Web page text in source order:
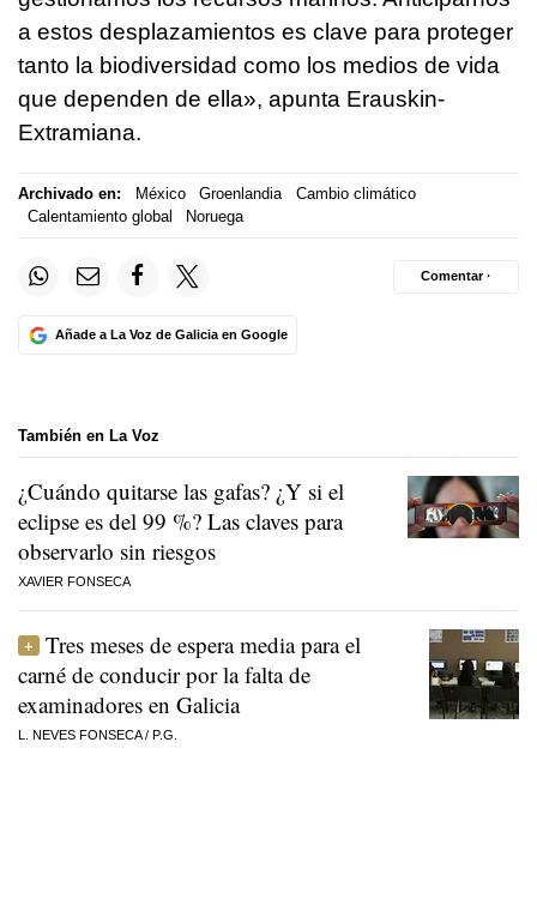
a estos desplazamientos es clave para proteger
tanto la biodiversidad como los medios de vida
que dependen de ella», apunta Erauskin-
Extramiana.
Archivado en: México Groenlandia
Cambio climático
Calentamiento global
Noruega
Añade a La Voz de Galicia en Google
Comentar ·
También en La Voz
¿Cuándo quitarse las gafas? ¿Y si el
eclipse es del 99 %? Las claves para
observarlo sin riesgos
XAVIER FONSECA
Tres meses de espera media para el
carné de conducir por la falta de
examinadores en Galicia
L. NEVES FONSECA/ P.G.